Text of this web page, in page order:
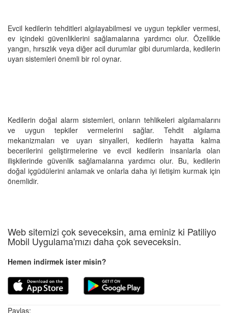
Evcil kedilerin tehditleri algılayabilmesi ve uygun tepkiler vermesi,
ev içindeki güvenliklerini sağlamalarına yardımcı olur. Özellikle
yangın, hırsızlık veya diğer acil durumlar gibi durumlarda, kedilerin
uyarı sistemleri önemli bir rol oynar.
Kedilerin doğal alarm sistemleri, onların tehlikeleri algılamalarını
ve uygun tepkiler vermelerini sağlar. Tehdit algılama
mekanizmaları ve uyarı sinyalleri, kedilerin hayatta kalma
becerilerini geliştirmelerine ve evcil kedilerin insanlarla olan
ilişkilerinde güvenlik sağlamalarına yardımcı olur. Bu, kedilerin
doğal içgüdülerini anlamak ve onlarla daha iyi iletişim kurmak için
önemlidir.
Web sitemizi çok seveceksin, ama eminiz ki Patiliyo
Mobil Uygulama'mızı daha çok seveceksin.
Hemen indirmek ister misin?
Paylaş: